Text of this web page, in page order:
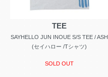
TEE
SAYHELLO JUN INOUE S/S TEE / ASH
(セイハロー /Tシャツ)
SOLD OUT